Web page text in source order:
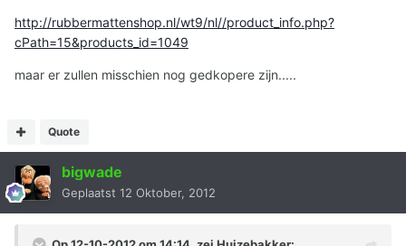
http://rubbermattenshop.nl/wt9/nl//product_info.php?
cPath=15&products_id=1049
maar er zullen misschien nog gedkopere zijn.....
Quote
bigwade
Geplaatst 12 Oktober, 2012